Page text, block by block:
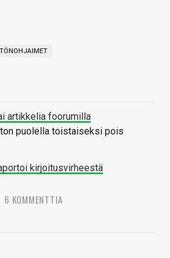
artikkelia foorumilla
puolella toistaiseksi pois
kirjoitusvirheestä
6 KOMMENTTIA